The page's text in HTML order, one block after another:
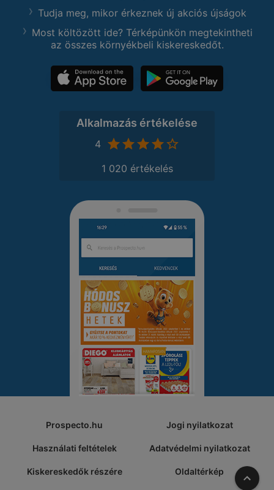
Tudja meg, mikor érkeznek új akciós újságok
Most költözött ide? Térképünkön megtekintheti
az összes környékbeli kiskereskedőt.
Alkalmazás értékelése
4
1 020 értékelés
Prospecto.hu Jogi nyilatkozat
Használati feltételek Adatvédelmi nyilatkozat
Kiskereskedők részére Oldaltérkép A